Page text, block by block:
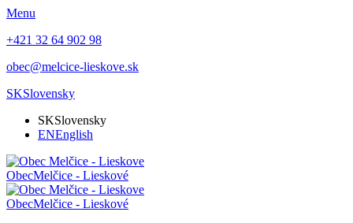
Menu
+421 32 64 902 98
obec@melcice-lieskove.sk
SKSlovensky
SKSlovensky
ENEnglish
ObecMelčice - Lieskové
ObecMelčice - Lieskové